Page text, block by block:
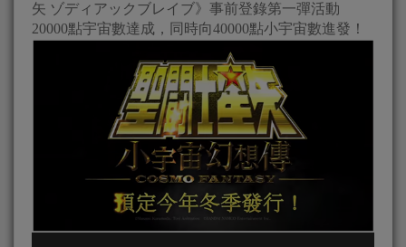
矢 ゾディアックブレイブ》事前登錄第一彈活動
20000點宇宙數達成，同時向40000點小宇宙數進發！